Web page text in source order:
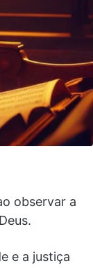
observar a
e a justiça